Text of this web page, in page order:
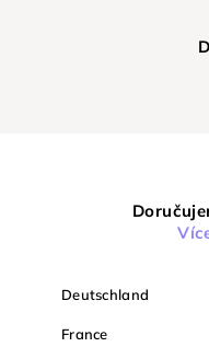
Deutschland
France